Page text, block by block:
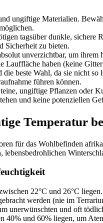
ungiftige Materialien.
tagsüber dunkle, sichere
Sicherheit zu bieten.
unverzichtbar, um
Lauffläche haben (keine
beste Wahl, da sie nicht
führen können.
ungiftige Pflanzen oder
und keine potenziellen
Temperatur
für das Wohlbefinden
lebensbedrohlichen
22°C und 26°C
werden (nie im
unerwünschten und oft
und 60% liegen, um